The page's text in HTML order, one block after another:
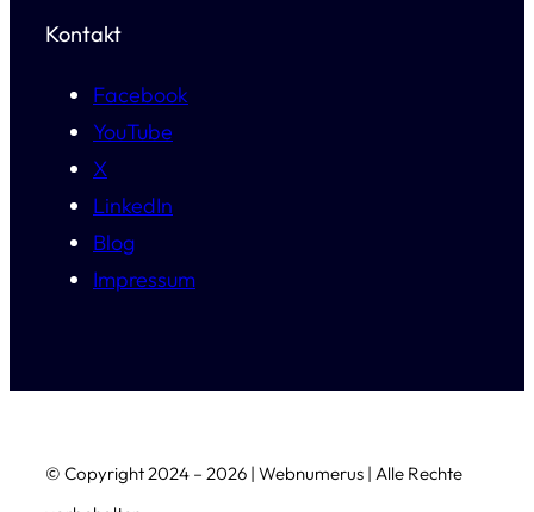
Kontakt
Facebook
YouTube
X
LinkedIn
Blog
Impressum
© Copyright 2024 – 2026 | Webnumerus | Alle Rechte